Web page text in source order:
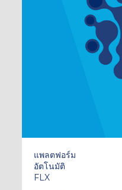
แพลตฟอร์ม
อัตโนมัติ
FLX